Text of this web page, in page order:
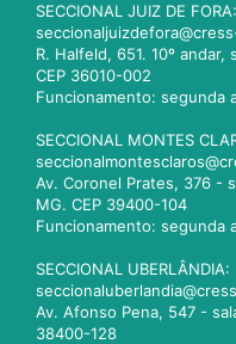
SECCIONAL JUIZ DE
R. Halfeld, 651. 10º
CEP 36010-002
Funcionamento: segunda
SECCIONAL MONTES
Av. Coronel Prates, 376 -
MG. CEP 39400-104
Funcionamento: segunda
SECCIONAL
Av. Afonso Pena, 547 -
38400-128